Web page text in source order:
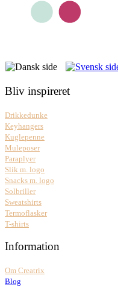
Bliv inspireret
Drikkedunke
Keyhangers
Kuglepenne
Muleposer
Paraplyer
Slik m. logo
Snacks m. logo
Solbriller
Sweatshirts
Termoflasker
T-shirts
Information
Om Creatrix
Blog